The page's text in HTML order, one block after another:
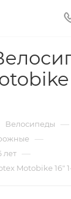
Велосипеды —
—
лет —
Motobike 16"